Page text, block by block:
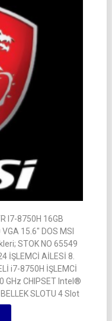
I7-8750H 16GB
15.6″ DOS MSI
STOK NO 65549
İŞLEMCİ AİLESİ 8.
i7-8750H İŞLEMCİ
GHz CHIPSET Intel®
SLOTU 4 Slot